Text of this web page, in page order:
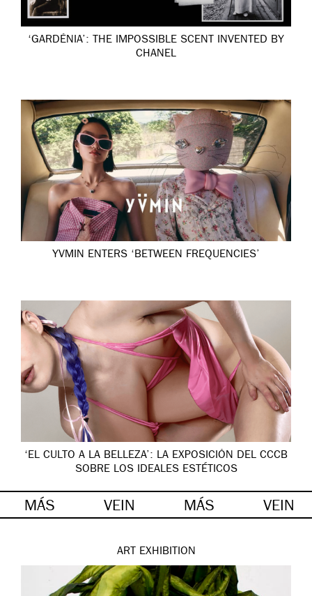
‘GARDÉNIA’: THE IMPOSSIBLE SCENT INVENTED BY
CHANEL
YVMIN ENTERS ‘BETWEEN FREQUENCIES’
‘EL CULTO A LA BELLEZA’: LA EXPOSICIÓN DEL CCCB
SOBRE LOS IDEALES ESTÉTICOS
MÁS VEIN MÁS VEIN
ART EXHIBITION